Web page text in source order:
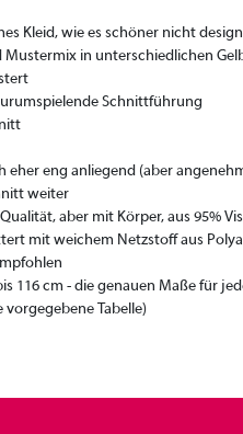
Kleid, wie es schöner nicht
Mustermix in unterschiedlichen
Schnittführung
eher eng anliegend (aber
weiter
aber mit Körper, aus 95%
mit weichem Netzstoff aus
116 cm - die genauen Maße für
vorgegebene Tabelle)